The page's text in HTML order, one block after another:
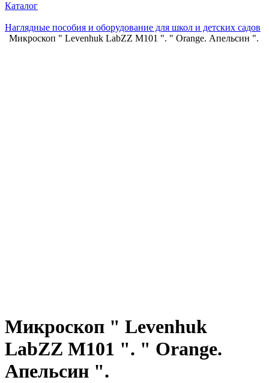
Каталог
Наглядные пособия и оборудование для школ и детских садов
Микроскоп " Levenhuk LabZZ M101 ". " Orange. Апельсин ".
Микроскоп " Levenhuk
LabZZ M101 ". " Orange.
Апельсин ".